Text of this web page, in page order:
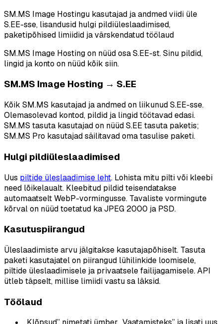
SM.MS Image Hostingu kasutajad ja andmed viidi üle
S.EE-sse, lisandusid hulgi pildiüleslaadimised,
paketipõhised limiidid ja värskendatud töölaud
SM.MS Image Hosting on nüüd osa S.EE-st. Sinu pildid,
lingid ja konto on nüüd kõik siin.
SM.MS Image Hosting → S.EE
Kõik SM.MS kasutajad ja andmed on liikunud S.EE-sse.
Olemasolevad kontod, pildid ja lingid töötavad edasi.
SM.MS tasuta kasutajad on nüüd S.EE tasuta paketis;
SM.MS Pro kasutajad säilitavad oma tasulise paketi.
Hulgi pildiüleslaadimised
Uus piltide üleslaadimise leht. Lohista mitu pilti või kleebi
need lõikelaualt. Kleebitud pildid teisendatakse
automaatselt WebP-vormingusse. Tavaliste vormingute
kõrval on nüüd toetatud ka JPEG 2000 ja PSD.
Kasutuspiirangud
Üleslaadimiste arvu jälgitakse kasutajapõhiselt. Tasuta
paketi kasutajatel on piirangud lühilinkide loomisele,
piltide üleslaadimisele ja privaatsele failijagamisele. API
ütleb täpselt, millise limiidi vastu sa läksid.
Töölaud